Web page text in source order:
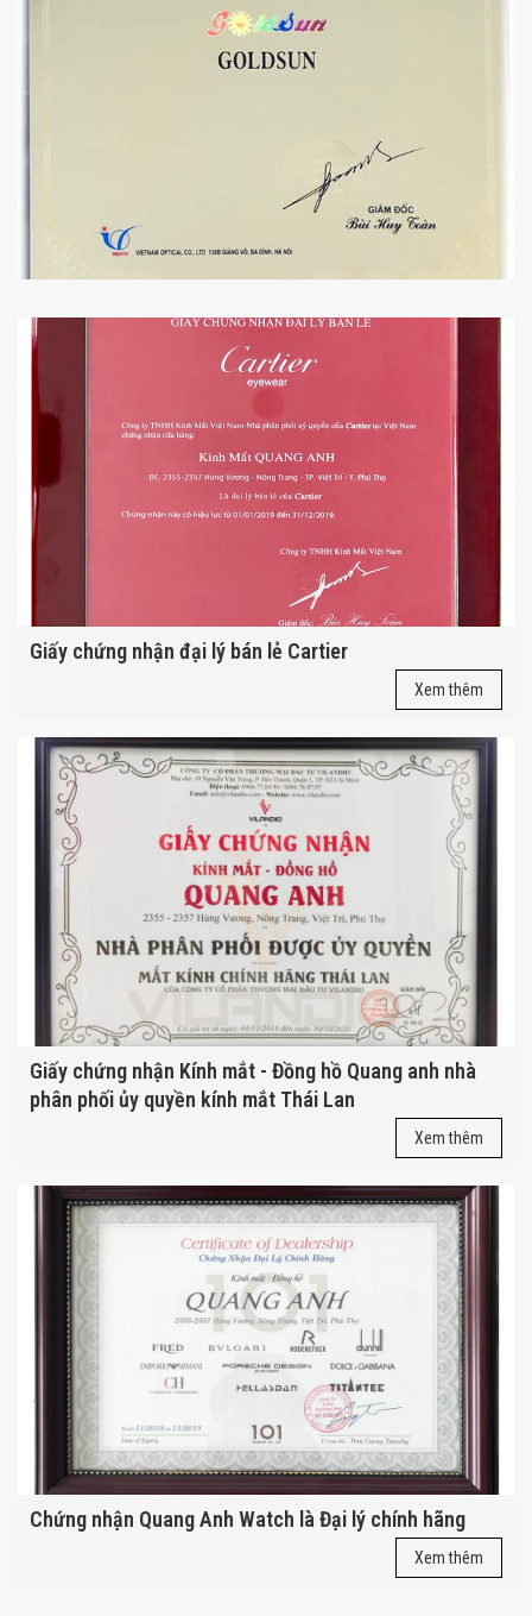
Giấy chứng nhận đại lý bán lẻ Cartier
Xem thêm
Giấy chứng nhận Kính mắt - Đồng hồ Quang anh nhà
phân phối ủy quyền kính mắt Thái Lan
Xem thêm
Chứng nhận Quang Anh Watch là Đại lý chính hãng
Xem thêm